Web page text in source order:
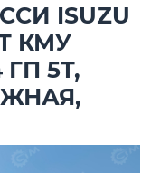
ISUZU
КМУ
ГП 5Т,